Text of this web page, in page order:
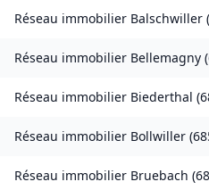
Réseau immobilier Balschwiller (
Réseau immobilier Bellemagny (
Réseau immobilier Biederthal (
Réseau immobilier Bollwiller (
Réseau immobilier Bruebach (